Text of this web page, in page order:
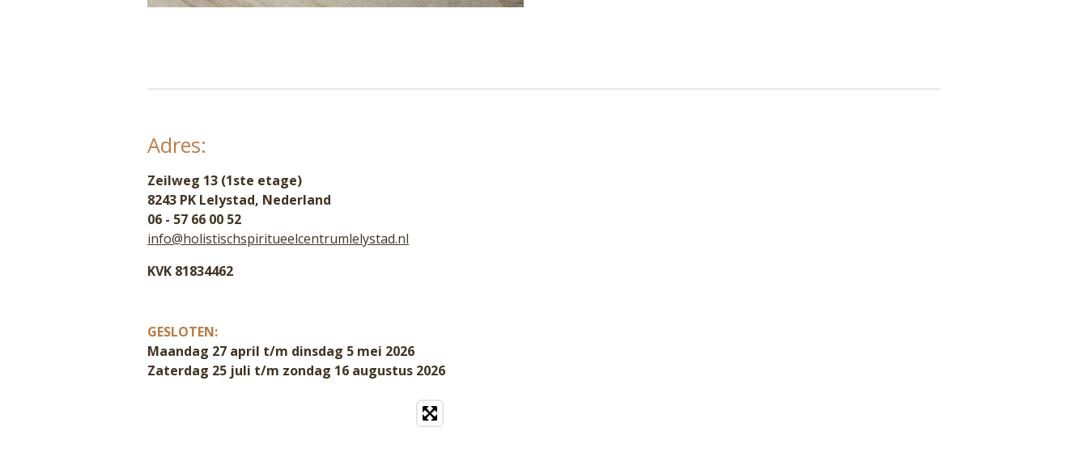
Adres:
Zeilweg 13 (1ste etage)
8243 PK Lelystad, Nederland
06 - 57 66 00 52
info@holistischspiritueelcentrumlelystad.nl
KVK 81834462
GESLOTEN:
Maandag 27 april t/m dinsdag 5 mei 2026
Zaterdag 25 juli t/m zondag 16 augustus 2026